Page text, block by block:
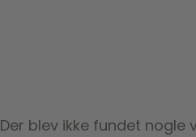
Der blev ikke fundet nogle